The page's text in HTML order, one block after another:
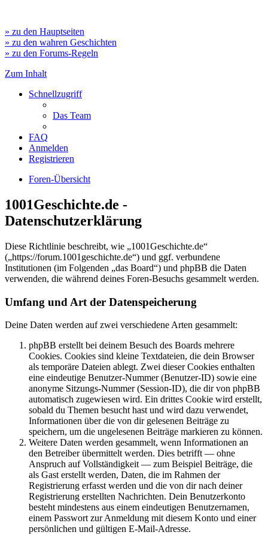
» zu den Hauptseiten
» zu den wahren Geschichten
» zu den Forums-Regeln
Zum Inhalt
Schnellzugriff
Das Team
FAQ
Anmelden
Registrieren
Foren-Übersicht
1001Geschichte.de -
Datenschutzerklärung
Diese Richtlinie beschreibt, wie „1001Geschichte.de“
(„https://forum.1001geschichte.de“) und ggf. verbundene
Institutionen (im Folgenden „das Board“) und phpBB die Daten
verwenden, die während deines Foren-Besuchs gesammelt werden.
Umfang und Art der Datenspeicherung
Deine Daten werden auf zwei verschiedene Arten gesammelt:
phpBB erstellt bei deinem Besuch des Boards mehrere
Cookies. Cookies sind kleine Textdateien, die dein Browser
als temporäre Dateien ablegt. Zwei dieser Cookies enthalten
eine eindeutige Benutzer-Nummer (Benutzer-ID) sowie eine
anonyme Sitzungs-Nummer (Session-ID), die dir von phpBB
automatisch zugewiesen wird. Ein drittes Cookie wird erstellt,
sobald du Themen besucht hast und wird dazu verwendet,
Informationen über die von dir gelesenen Beiträge zu
speichern, um die ungelesenen Beiträge markieren zu können.
Weitere Daten werden gesammelt, wenn Informationen an
den Betreiber übermittelt werden. Dies betrifft — ohne
Anspruch auf Vollständigkeit — zum Beispiel Beiträge, die
als Gast erstellt werden, Daten, die im Rahmen der
Registrierung erfasst werden und die von dir nach deiner
Registrierung erstellten Nachrichten. Dein Benutzerkonto
besteht mindestens aus einem eindeutigen Benutzernamen,
einem Passwort zur Anmeldung mit diesem Konto und einer
persönlichen und gültigen E-Mail-Adresse.